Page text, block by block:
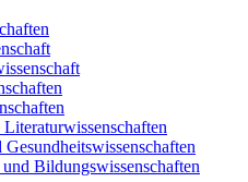
Bildungswissenschaften